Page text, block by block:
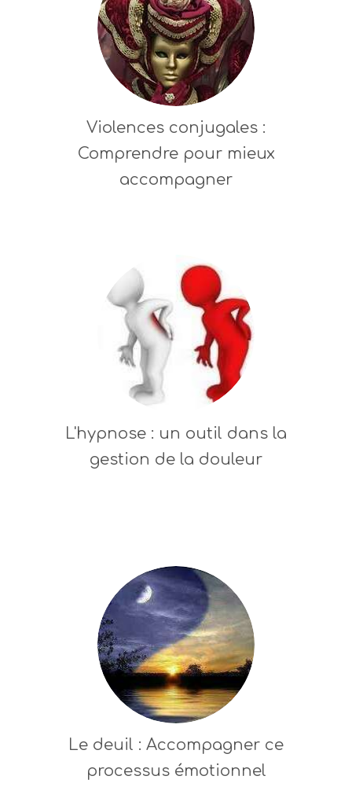
Violences conjugales :
Comprendre pour mieux
accompagner
L'hypnose : un outil dans la
gestion de la douleur
Le deuil : Accompagner ce
processus émotionnel